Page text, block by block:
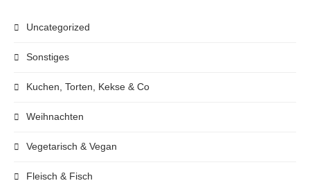
Uncategorized
Sonstiges
Kuchen, Torten, Kekse & Co
Weihnachten
Vegetarisch & Vegan
Fleisch & Fisch